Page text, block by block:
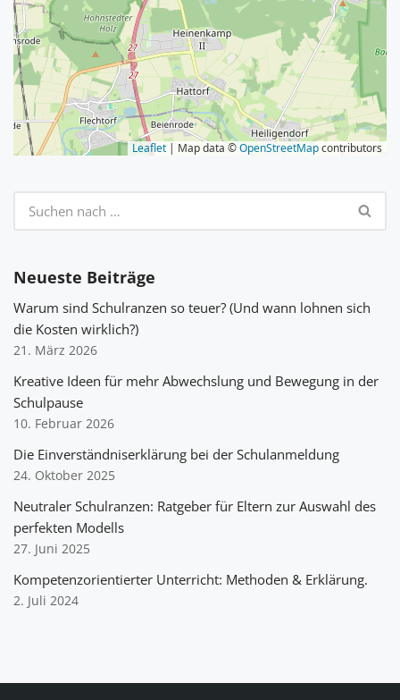
Leaflet | Map data ©OpenStreetMapcontributors
Neueste Beiträge
Warum sind Schulranzen so teuer? (Und wann lohnen sich
die Kosten wirklich?)
21. März 2026
Kreative Ideen für mehr Abwechslung und Bewegung in der
Schulpause
10. Februar 2026
Die Einverständniserklärung bei der Schulanmeldung
24. Oktober 2025
Neutraler Schulranzen: Ratgeber für Eltern zur Auswahl des
perfekten Modells
27. Juni 2025
Kompetenzorientierter Unterricht: Methoden & Erklärung.
2. Juli 2024